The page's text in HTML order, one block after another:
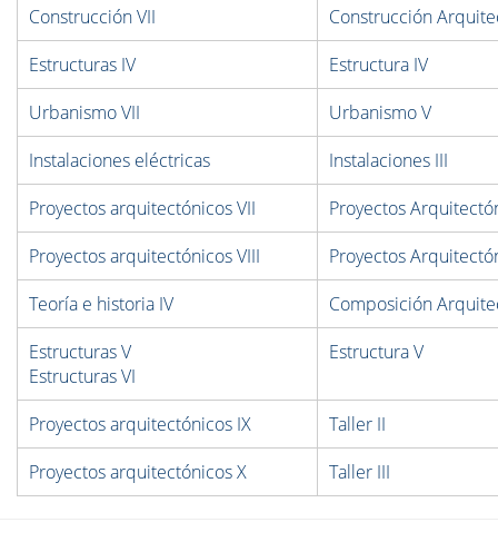
Construcción VII
Construcción
Estructuras IV
Estructura IV
Urbanismo VII
Urbanismo V
Instalaciones eléctricas
Instalaciones III
Proyectos arquitectónicos VII
Proyectos
Proyectos arquitectónicos VIII
Proyectos
Teoría e historia IV
Composición
Estructuras V
Estructuras VI
Estructura V
Proyectos arquitectónicos IX
Taller II
Proyectos arquitectónicos X
Taller III